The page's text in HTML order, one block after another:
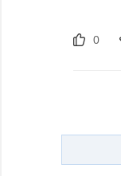
0